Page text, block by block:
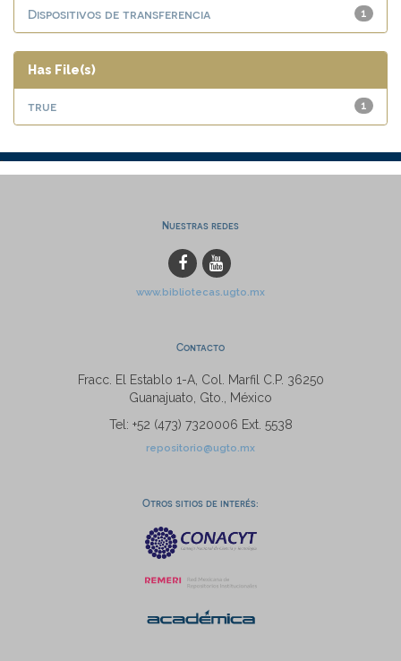
1
Dispositivos de transferencia
Has File(s)
1
true
Nuestras redes
www.bibliotecas.ugto.mx
Contacto
Fracc. El Establo 1-A, Col. Marfil C.P. 36250
Guanajuato, Gto., México
Tel: +52 (473) 7320006 Ext. 5538
repositorio@ugto.mx
Otros sitios de interés: